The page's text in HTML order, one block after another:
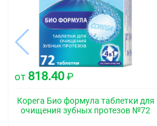
от 818.40 ₽
Корега Био формула таблетки для
очищения зубных протезов №72